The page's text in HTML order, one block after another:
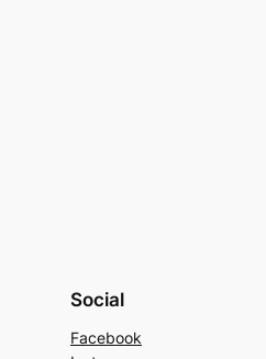
Social
Facebook